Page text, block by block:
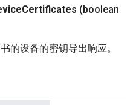
Certificates (boolean
的设备的密钥导出响应。